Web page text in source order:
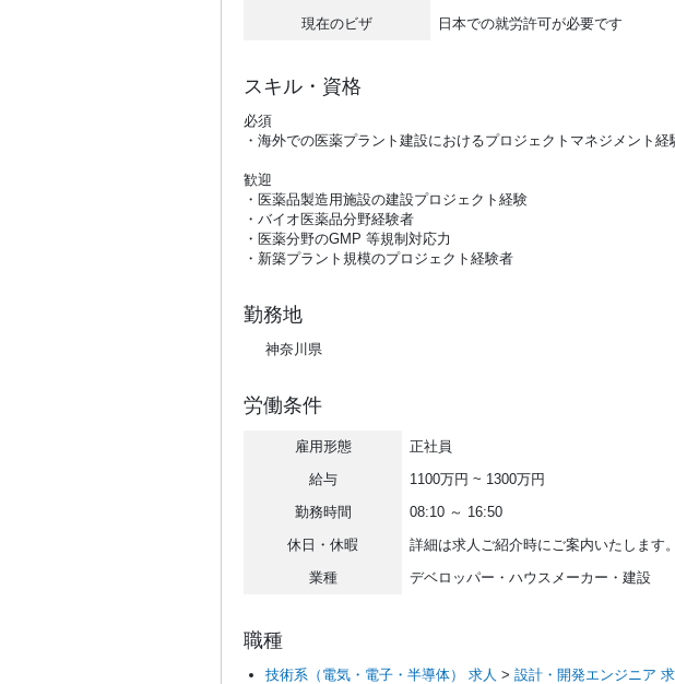
現在のビザ
日本での就労許可が必要です
スキル・資格
必須
・海外での医薬プラント建設におけるプロジェクトマネジメント経
歓迎
・医薬品製造用施設の建設プロジェクト経験
・バイオ医薬品分野経験者
・医薬分野のGMP 等規制対応力
・新築プラント規模のプロジェクト経験者
勤務地
神奈川県
労働条件
雇用形態
正社員
給与
1100万円 ~ 1300万円
勤務時間
08:10 ～ 16:50
休日・休暇
詳細は求人ご紹介時にご案内いたします。
業種
デベロッパー・ハウスメーカー・建設
職種
技術系（電気・電子・半導体） 求人 > 設計・開発エンジニア